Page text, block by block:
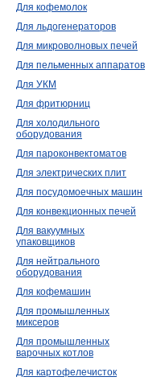
Для кофемолок
Для льдогенераторов
Для микроволновых печей
Для пельменных аппаратов
Для УКМ
Для фритюрниц
Для холодильного
оборудования
Для пароконвектоматов
Для электрических плит
Для посудомоечных машин
Для конвекционных печей
Для вакуумных
упаковщиков
Для нейтрального
оборудования
Для кофемашин
Для промышленных
миксеров
Для промышленных
варочных котлов
Для картофелечисток